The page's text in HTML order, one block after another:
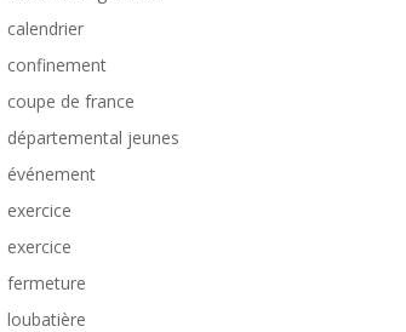
calendrier
confinement
coupe de france
départemental jeunes
événement
exercice
exercice
fermeture
loubatière